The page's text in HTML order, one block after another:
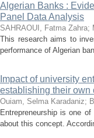
Algerian Banks :
Panel Data Analysis
SAHRAOUI, Fatma Zahra;
This research aims to
performance of Algerian
Impact of university
establishing their own
Ouiam, Selma Karadaniz;
Entrepreneurship is one
about this concept.